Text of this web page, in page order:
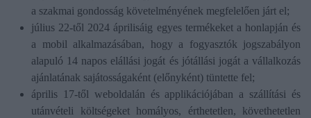
a szakmai gondosság követelményének megfelelően járt el;
július 22-től 2024 áprilisáig egyes termékeket a honlapján és
a mobil alkalmazásában, hogy a fogyasztók jogszabályon
alapuló 14 napos elállási jogát és jótállási jogát a vállalkozás
ajánlatának sajátosságaként (előnyként) tüntette fel;
április 17-től weboldalán és applikációjában a szállítási és
utánvételi költségeket homályos, érthetetlen, követhetetlen